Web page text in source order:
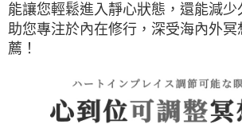
能讓您輕鬆進入靜心狀態，還能減少
助您專注於內在修行，深受海內外冥
薦！